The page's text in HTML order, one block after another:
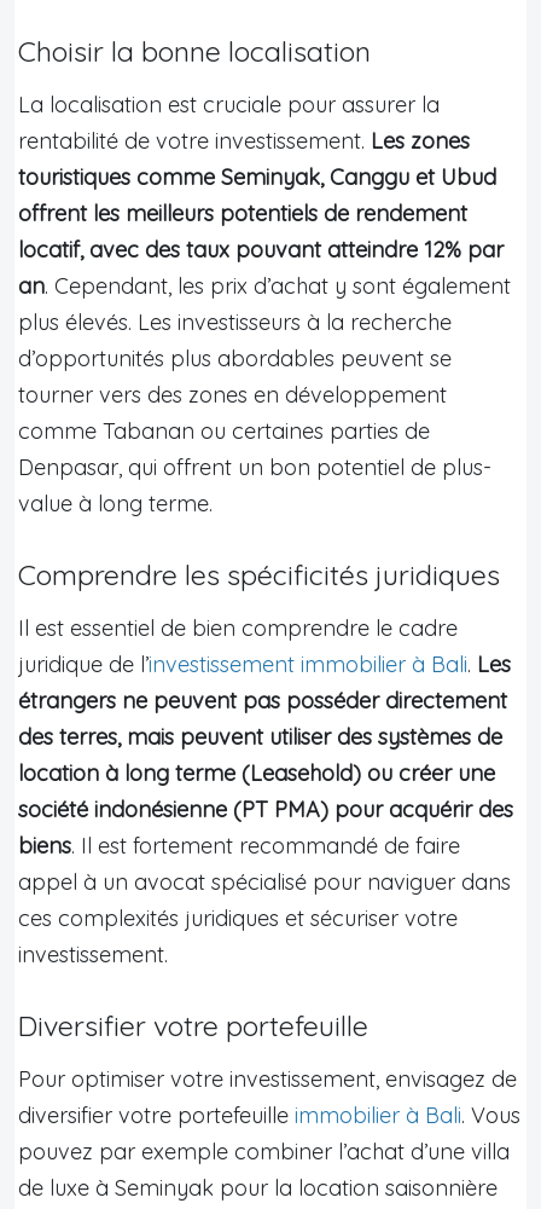
Choisir la bonne localisation
La localisation est cruciale pour assurer la
rentabilité de votre investissement. Les zones
touristiques comme Seminyak, Canggu et Ubud
offrent les meilleurs potentiels de rendement
locatif, avec des taux pouvant atteindre 12% par
an. Cependant, les prix d’achat y sont également
plus élevés. Les investisseurs à la recherche
d’opportunités plus abordables peuvent se
tourner vers des zones en développement
comme Tabanan ou certaines parties de
Denpasar, qui offrent un bon potentiel de plus-
value à long terme.
Comprendre les spécificités juridiques
Il est essentiel de bien comprendre le cadre
juridique de l’investissement immobilier à Bali. Les
étrangers ne peuvent pas posséder directement
des terres, mais peuvent utiliser des systèmes de
location à long terme (Leasehold) ou créer une
société indonésienne (PT PMA) pour acquérir des
biens. Il est fortement recommandé de faire
appel à un avocat spécialisé pour naviguer dans
ces complexités juridiques et sécuriser votre
investissement.
Diversifier votre portefeuille
Pour optimiser votre investissement, envisagez de
diversifier votre portefeuille immobilier à Bali. Vous
pouvez par exemple combiner l’achat d’une villa
de luxe à Seminyak pour la location saisonnière